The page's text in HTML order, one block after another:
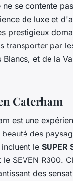
se contente
de luxe et
prestigieux
transporter par
et de la
Caterham
est une
des
le SUPER
le SEVEN R300.
des